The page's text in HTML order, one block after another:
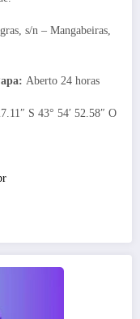
s/n – Mangabeiras,
Aberto 24 horas
S 43° 54′ 52.58″ O